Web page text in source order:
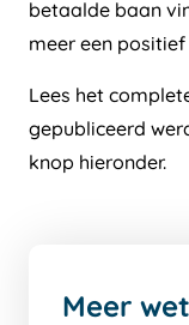
betaalde baan
meer een
Lees het
gepubliceerd
knop hieronder.
Meer